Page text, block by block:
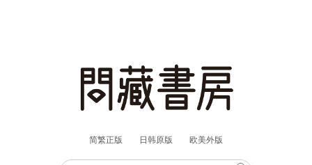
简繁正版 日韩原版 欧美外版